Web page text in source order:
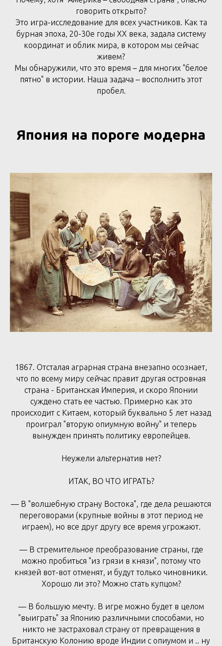
говорить открыто?
Это игра-исследование для всех участников. Как та
бурная эпоха, 20-30е годы XX века, задала систему
координат и облик мира, в котором мы сейчас
живем?
Мы обнаружили, что это время – для многих "белое
пятно" в истории. Наша задача – восполнить этот
пробел.
Япония на пороге модерна
1867. Отсталая аграрная страна внезапно осознает,
что по всему миру сейчас правит другая островная
страна - Британская Империя, и скоро Японии
суждено стать ее частью. Примерно как это
происходит с Китаем, который буквально 5 лет назад
проиграл "вторую опиумную войну" и теперь
вынужден принять политику европейцев.
Неужели альтернатив нет?
ИТАК, ВО ЧТО ИГРАТЬ?
— В "волшебную страну Востока", где дела решаются
переговорами (крупные войны в этот период не
играем), но все друг другу все время угрожают.
— В стремительное преобразование страны, где
можно пробиться "из грязи в князи", потому что
князей вот-вот отменят, и будут только чиновники.
Хорошо ли это? Можно стать купцом?
— В большую мечту. В игре можно будет в целом
"выиграть" за Японию различными способами, но
никто не застраховал страну от превращения в
Британскую Колонию вроде Индии с опиумом и .. ну